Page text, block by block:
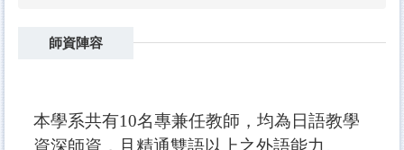
師資陣容
本學系共有10名專兼任教師，均為日語教學
資深師資，且精通雙語以上之外語能力。